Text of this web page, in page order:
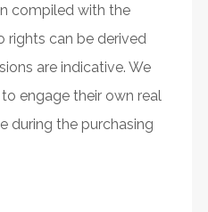
compiled with the
rights can be derived
are indicative. We
engage their own real
during the purchasing